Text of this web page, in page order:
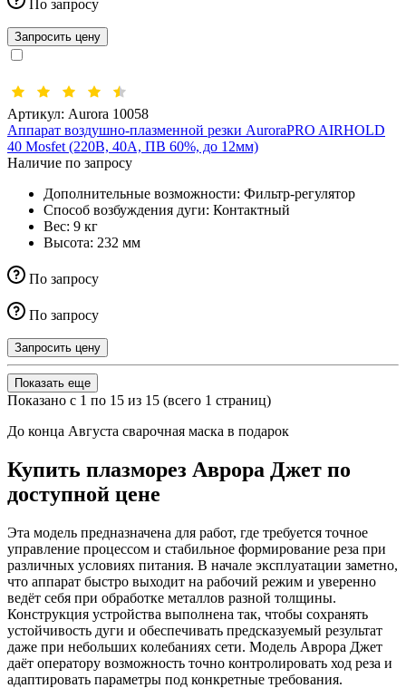
По запросу
Запросить цену
Артикул: Aurora 10058
Аппарат воздушно-плазменной резки AuroraPRO AIRHOLD
40 Mosfet (220В, 40А, ПВ 60%, до 12мм)
Наличие по запросу
Дополнительные возможности: Фильтр-регулятор
Способ возбуждения дуги: Контактный
Вес: 9 кг
Высота: 232 мм
По запросу
По запросу
Запросить цену
Показать еще
Показано с 1 по 15 из 15 (всего 1 страниц)
До конца Августа сварочная маска в подарок
Купить плазморез Аврора Джет по
доступной цене
Эта модель предназначена для работ, где требуется точное
управление процессом и стабильное формирование реза при
различных условиях питания. В начале эксплуатации заметно,
что аппарат быстро выходит на рабочий режим и уверенно
ведёт себя при обработке металлов разной толщины.
Конструкция устройства выполнена так, чтобы сохранять
устойчивость дуги и обеспечивать предсказуемый результат
даже при небольших колебаниях сети. Модель Аврора Джет
даёт оператору возможность точно контролировать ход реза и
адаптировать параметры под конкретные требования.